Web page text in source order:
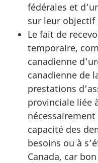
fédérales et
sur leur objectif
Le fait de
temporaire,
canadienne
canadienne de
prestations
provinciale liée
capacité des
besoins ou à
Canada, car